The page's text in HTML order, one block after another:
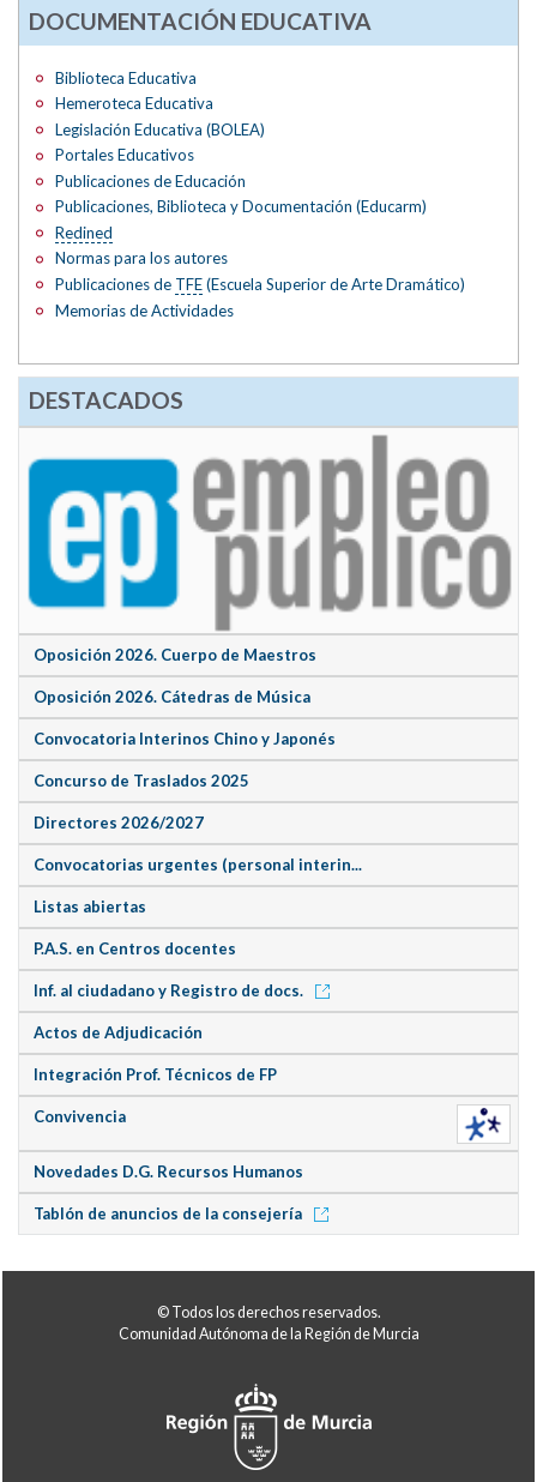
DOCUMENTACIÓN EDUCATIVA
Biblioteca Educativa
Hemeroteca Educativa
Legislación Educativa (BOLEA)
Portales Educativos
Publicaciones de Educación
Publicaciones, Biblioteca y Documentación (Educarm)
Redined
Normas para los autores
Publicaciones de TFE(Escuela Superior de Arte Dramático)
Memorias de Actividades
DESTACADOS
Oposición 2026. Cuerpo de Maestros
Oposición 2026. Cátedras de Música
Convocatoria Interinos Chino y Japonés
Concurso de Traslados 2025
Directores 2026/2027
Convocatorias urgentes (personal interin...
Listas abiertas
P.A.S. en Centros docentes
Inf. al ciudadano y Registro de docs.
Actos de Adjudicación
Integración Prof. Técnicos de FP
Convivencia
Novedades D.G. Recursos Humanos
Tablón de anuncios de la consejería
© Todos los derechos reservados.
Comunidad Autónoma de la Región de Murcia